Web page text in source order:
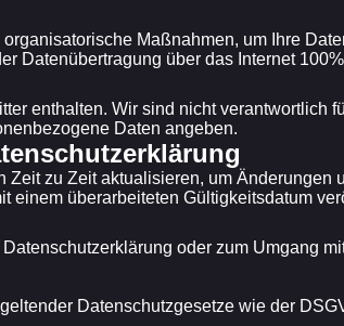
Maßnahmen, um Ihre
Datenübertragung über das Internet
enthalten. Wir sind nicht
Daten angeben.
zu Zeit aktualisieren, um
einem überarbeiteten Gültigkeitsdatum
oder zum Umgang
Datenschutzgesetze wie der